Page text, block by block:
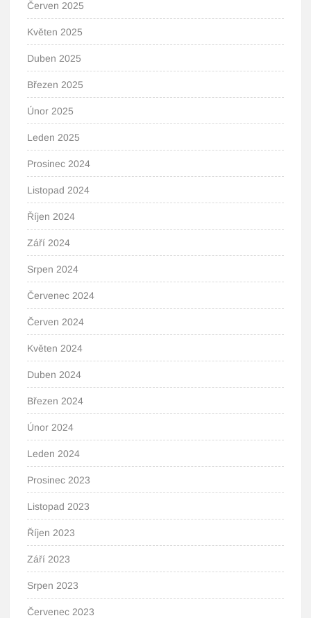
Červen 2025
Květen 2025
Duben 2025
Březen 2025
Únor 2025
Leden 2025
Prosinec 2024
Listopad 2024
Říjen 2024
Září 2024
Srpen 2024
Červenec 2024
Červen 2024
Květen 2024
Duben 2024
Březen 2024
Únor 2024
Leden 2024
Prosinec 2023
Listopad 2023
Říjen 2023
Září 2023
Srpen 2023
Červenec 2023